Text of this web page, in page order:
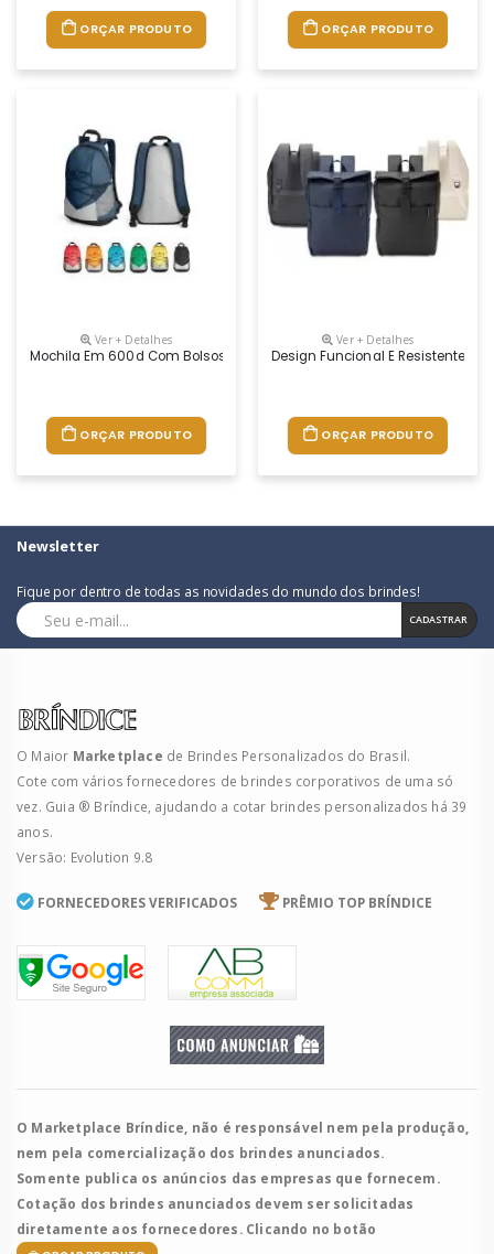
ORÇAR PRODUTO ORÇAR PRODUTO
Ver + Detalhes
Mochila Em 600d Com Bolsos Laterais Em Tela Mesh E Bolso Interior.
ORÇAR PRODUTO
Ver + Detalhes
Design Funcional E Resistente! A
ORÇAR PRODUTO
Newsletter
Fique por dentro de todas as novidades do mundo dos brindes!
CADASTRAR
O Maior Marketplace de Brindes Personalizados do Brasil.
Cote com vários fornecedores de brindes corporativos de uma só
vez. Guia ® Bríndice, ajudando a cotar brindes personalizados há 39
anos.
Versão: Evolution 9.8
FORNECEDORES VERIFICADOS PRÊMIO TOP BRÍNDICE
O Marketplace Bríndice, não é responsável nem pela produção,
nem pela comercialização dos brindes anunciados.
Somente publica os anúncios das empresas que fornecem.
Cotação dos brindes anunciados devem ser solicitadas
diretamente aos fornecedores. Clicando no botão